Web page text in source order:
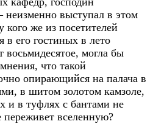
выступал в этом
же из посетителей
в его гостиных в лето
восьмидесятое, могла бы
что такой
опирающийся на палача в
в шитом золотом камзоле,
и в туфлях с бантами не
переживет вселенную?